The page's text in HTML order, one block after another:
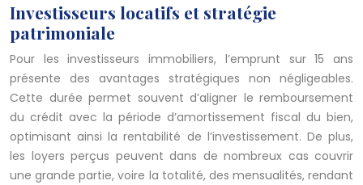
Investisseurs locatifs et stratégie
patrimoniale
Pour les investisseurs immobiliers, l’emprunt sur 15 ans
présente des avantages stratégiques non négligeables.
Cette durée permet souvent d’aligner le remboursement
du crédit avec la période d’amortissement fiscal du bien,
optimisant ainsi la rentabilité de l’investissement. De plus,
les loyers perçus peuvent dans de nombreux cas couvrir
une grande partie, voire la totalité, des mensualités, rendant